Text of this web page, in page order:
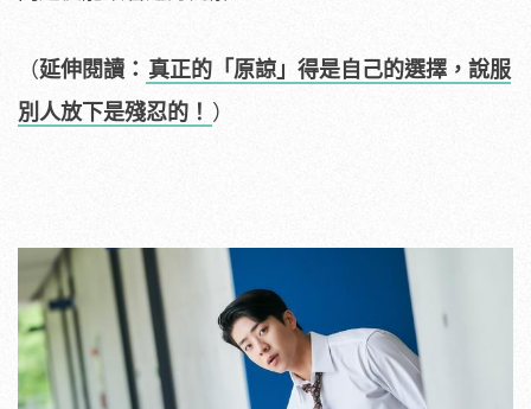
（延伸閱讀： 真正的「原諒」得是自己的選擇，說服
別人放下是殘忍的！ ）